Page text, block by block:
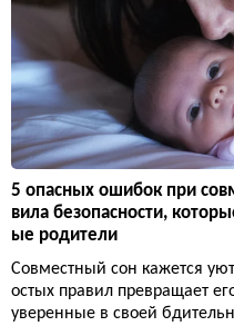
5 опасных ошибок при
вила безопасности,
ые родители
Совместный сон кажется
остых правил превращает
уверенные в своей